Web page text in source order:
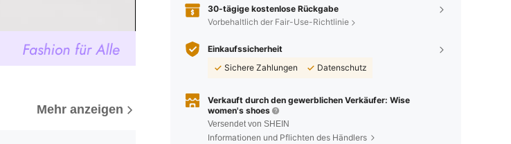
Mehr anzeigen
30-tägige kostenlose Rückgabe
Vorbehaltlich der Fair-Use-Richtlinie
Einkaufssicherheit
Sichere Zahlungen
Datenschutz
Verkauft durch den gewerblichen Verkäufer: Wise
women's shoes
Versendet von SHEIN
Informationen und Pflichten des Händlers